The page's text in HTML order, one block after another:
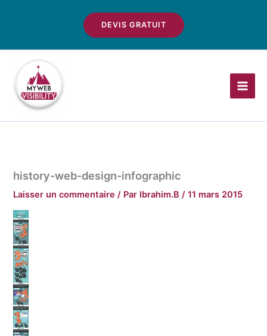
DEVIS GRATUIT
history-web-design-infographic
Laisser un commentaire / Par Ibrahim.B/11 mars 2015